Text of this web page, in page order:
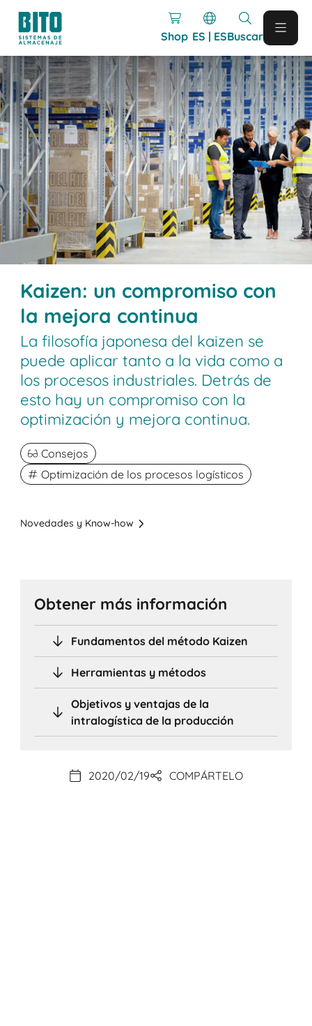
Shop ES | ESBuscar
Kaizen: un compromiso con
la mejora continua
La filosofía japonesa del kaizen se
puede aplicar tanto a la vida como a
los procesos industriales. Detrás de
esto hay un compromiso con la
optimización y mejora continua.
Consejos
Optimización de los procesos logísticos
Novedades y Know-how
Obtener más información
Fundamentos del método Kaizen
Herramientas y métodos
Objetivos y ventajas de la
intralogística de la producción
2020/02/19 COMPÁRTELO